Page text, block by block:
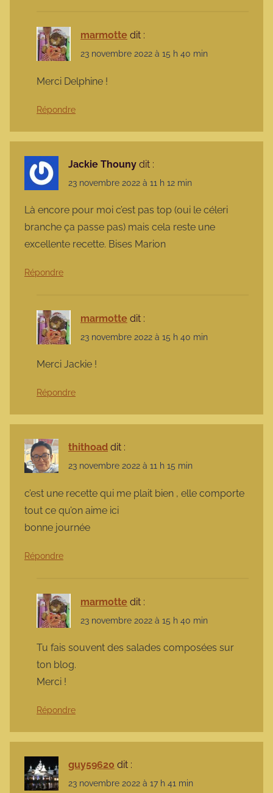
marmotte dit :
23 novembre 2022 à 15 h 40 min
Merci Delphine !
Répondre
Jackie Thouny dit :
23 novembre 2022 à 11 h 12 min
Là encore pour moi c’est pas top (oui le céleri
branche ça passe pas) mais cela reste une
excellente recette. Bises Marion
Répondre
marmotte dit :
23 novembre 2022 à 15 h 40 min
Merci Jackie !
Répondre
thithoad dit :
23 novembre 2022 à 11 h 15 min
c’est une recette qui me plait bien , elle comporte
tout ce qu’on aime ici
bonne journée
Répondre
marmotte dit :
23 novembre 2022 à 15 h 40 min
Tu fais souvent des salades composées sur
ton blog.
Merci !
Répondre
guy59620 dit :
23 novembre 2022 à 17 h 41 min